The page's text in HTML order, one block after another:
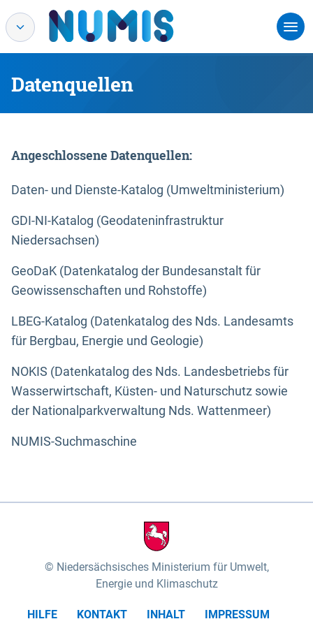
Datenquellen
Angeschlossene Datenquellen:
Daten- und Dienste-Katalog (Umweltministerium)
GDI-NI-Katalog (Geodateninfrastruktur
Niedersachsen)
GeoDaK (Datenkatalog der Bundesanstalt für
Geowissenschaften und Rohstoffe)
LBEG-Katalog (Datenkatalog des Nds. Landesamts
für Bergbau, Energie und Geologie)
NOKIS (Datenkatalog des Nds. Landesbetriebs für
Wasserwirtschaft, Küsten- und Naturschutz sowie
der Nationalparkverwaltung Nds. Wattenmeer)
NUMIS-Suchmaschine
Niedersächsisches Ministerium für Umwelt,
Energie und Klimaschutz
HILFE KONTAKT INHALT
IMPRESSUM